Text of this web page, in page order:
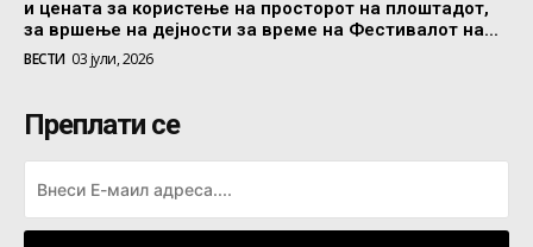
и цената за користење на просторот на плоштадот,
за вршење на дејности за време на Фестивалот на...
ВЕСТИ 03 јули, 2026
Преплати се